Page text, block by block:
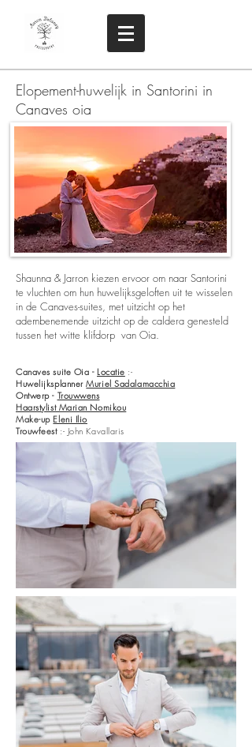
Elopement-huwelijk in Santorini in
Canaves oia
Shaunna & Jarron kiezen ervoor om naar Santorini
te vluchten om hun huwelijksgeloften uit te wisselen
in de Canaves-suites, met uitzicht op het
adembenemende uitzicht op de caldera genesteld
tussen het witte klifdorp van Oia.
Canaves suite Oia -Locatie :-
Huwelijksplanner Muriel Sadalamacchia
Ontwerp - Trouwwens
Haarstylist Marian Nomikou
Make-up Eleni Ilio
Trouwfeest:- John Kavallaris